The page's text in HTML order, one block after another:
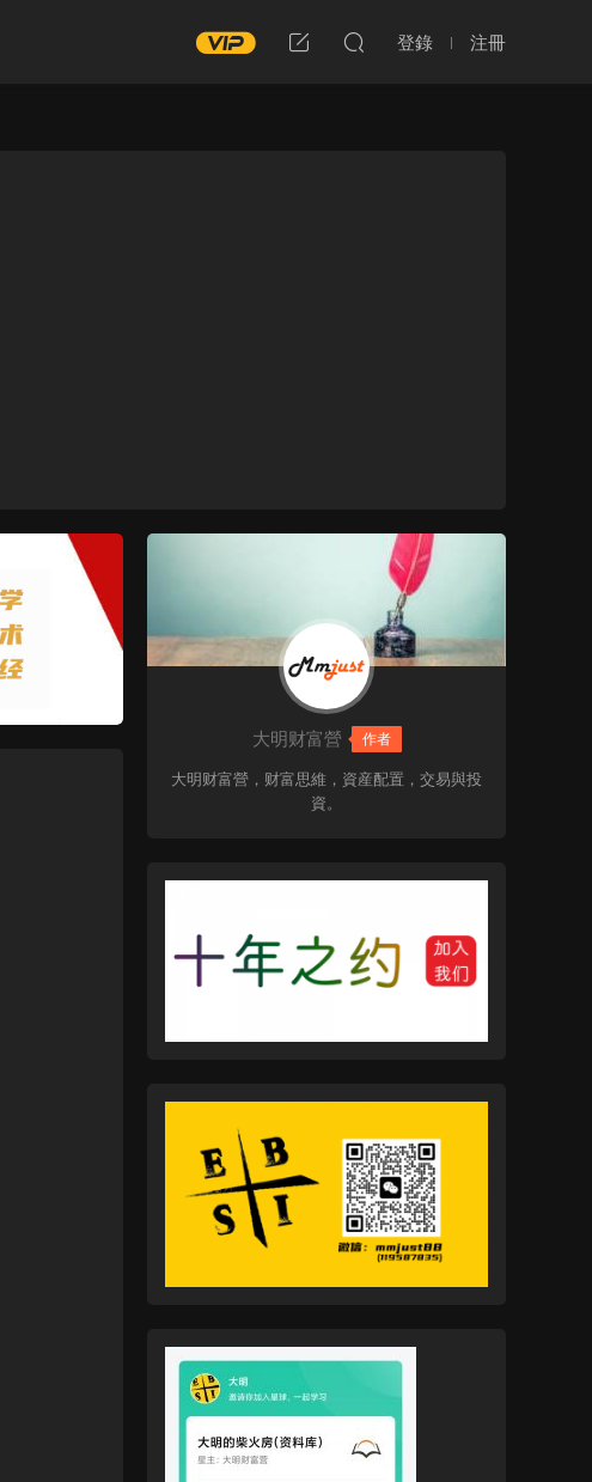
登錄 注冊
大明财富營 作者
大明财富營，财富思維，資産配置，交易與投
資。